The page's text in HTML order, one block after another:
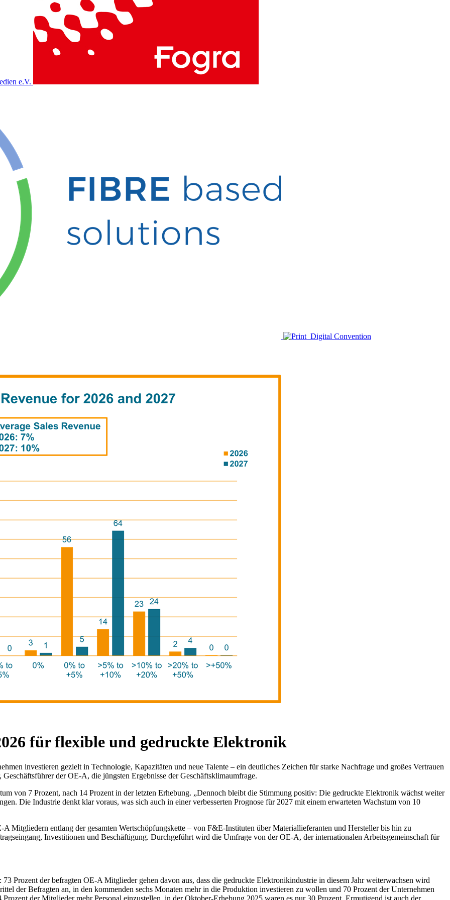
für flexible und gedruckte Elektronik
investieren gezielt in Technologie, Kapazitäten und neue Talente – ein deutliches Zeichen für starke Nachfrage und großes Vertrauen
der OE-A, die jüngsten Ergebnisse der Geschäftsklimaumfrage.
von 7 Prozent, nach 14 Prozent in der letzten Erhebung. „Dennoch bleibt die Stimmung positiv: Die gedruckte Elektronik wächst weiter
Die Industrie denkt klar voraus, was sich auch in einer verbesserten Prognose für 2027 mit einem erwarteten Wachstum von 10
Mitgliedern entlang der gesamten Wertschöpfungskette – von F&E-Instituten über Materiallieferanten und Hersteller bis hin zu
Investitionen und Beschäftigung. Durchgeführt wird die Umfrage von der OE-A, der internationalen Arbeitsgemeinschaft für
Prozent der befragten OE-A Mitglieder gehen davon aus, dass die gedruckte Elektronikindustrie in diesem Jahr weiterwachsen wird
der Befragten an, in den kommenden sechs Monaten mehr in die Produktion investieren zu wollen und 70 Prozent der Unternehmen
der Mitglieder mehr Personal einzustellen, in der Oktober-Erhebung 2025 waren es nur 30 Prozent. Ermutigend ist auch der